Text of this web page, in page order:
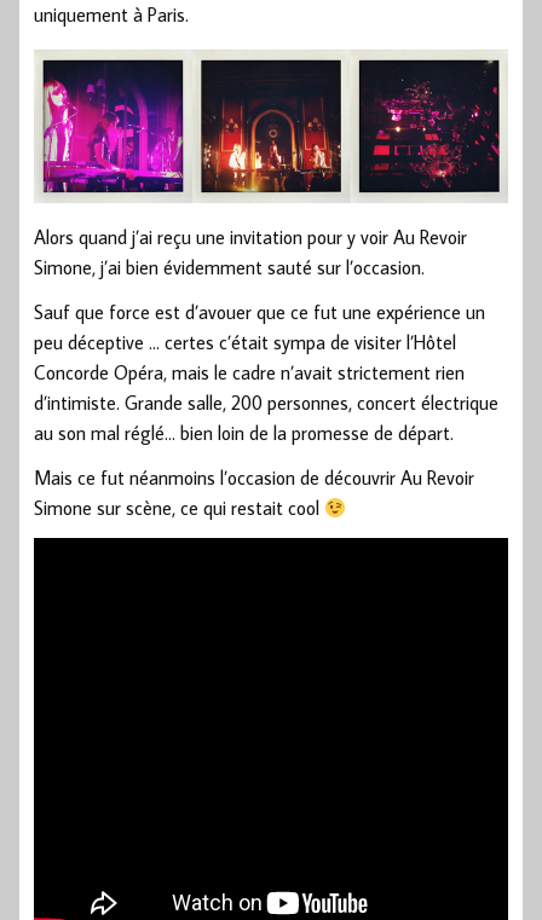
uniquement à Paris.
Alors quand j’ai reçu une invitation pour y voir Au Revoir
Simone, j’ai bien évidemment sauté sur l’occasion.
Sauf que force est d’avouer que ce fut une expérience un
peu déceptive … certes c’était sympa de visiter l’Hôtel
Concorde Opéra, mais le cadre n’avait strictement rien
d’intimiste. Grande salle, 200 personnes, concert électrique
au son mal réglé… bien loin de la promesse de départ.
Mais ce fut néanmoins l’occasion de découvrir Au Revoir
Simone sur scène, ce qui restait cool